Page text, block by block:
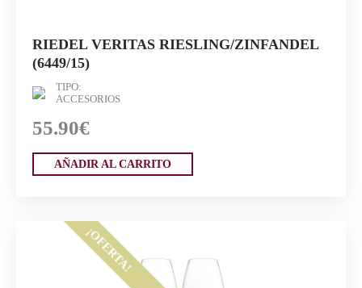
RIEDEL VERITAS RIESLING/ZINFANDEL
(6449/15)
TIPO:
ACCESORIOS
55.90€
AÑADIR AL CARRITO
¡OFERTA!